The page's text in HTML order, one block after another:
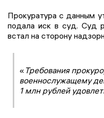
Прокуратура с данным
подала иск в суд. Суд
встал на сторону
« Требования
военнослужащему
1 млн рублей